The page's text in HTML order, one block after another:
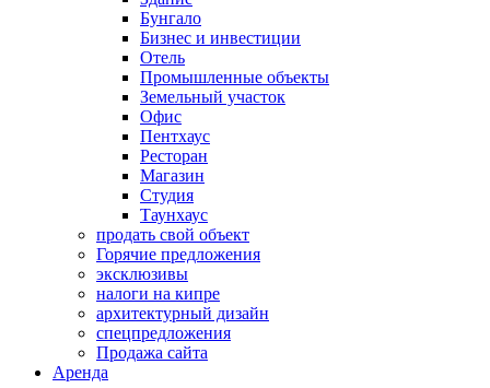
Бунгало
Бизнес и инвестиции
Отель
Промышленные объекты
Земельный участок
Офис
Пентхаус
Ресторан
Магазин
Студия
Таунхаус
продать свой объект
Горячие предложения
эксклюзивы
налоги на кипре
архитектурный дизайн
спецпредложения
Продажа сайта
Аренда